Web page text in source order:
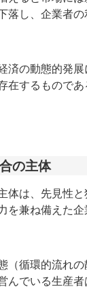
落し、企業者
済の動態的発
在するものであ
の主体
体は、先見性
を兼ね備えた
（循環的流れ
んでいる生産